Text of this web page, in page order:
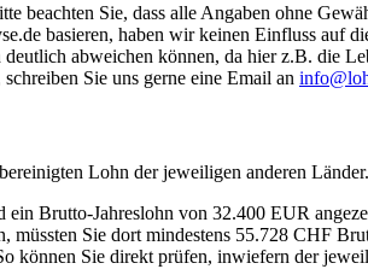
beachten Sie, dass alle Angaben ohne
basieren, haben wir keinen Einfluss auf
abweichen können, da hier z.B. die
Sie uns gerne eine Email an
Lohn der jeweiligen anderen Länder.
Brutto-Jahreslohn von 32.400 EUR
müssten Sie dort mindestens 55.728 CHF
können Sie direkt prüfen, inwiefern der